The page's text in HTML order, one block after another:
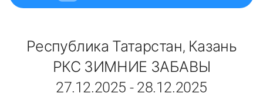
Республика Татарстан, Казань
РКС ЗИМНИЕ ЗАБАВЫ
27.12.2025 - 28.12.2025